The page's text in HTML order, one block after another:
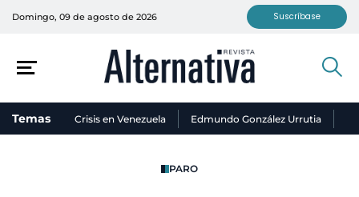
Domingo, 09 de agosto de 2026 Suscríbase
Temas Crisis en Venezuela Edmundo González Urrutia
PARO